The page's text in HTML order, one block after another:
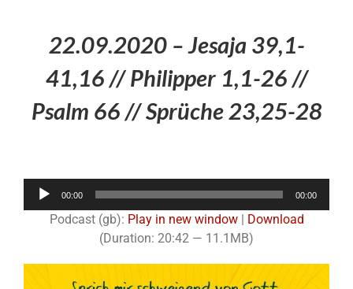
22.09.2020 – Jesaja 39,1-
41,16 // Philipper 1,1-26 //
Psalm 66 // Sprüche 23,25-28
Audio-
00:00 00:00
Podcast (gb): Play in new window|
Download
(Duration: 20:42 — 11.1MB)